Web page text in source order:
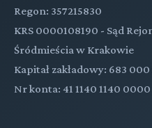
Regon: 357215830
KRS 0000108190 - Sąd
Śródmieścia w Krakowie
Kapitał zakładowy: 683 000
Nr konta: 41 1140 1140